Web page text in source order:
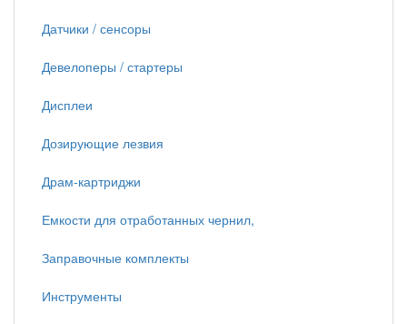
Датчики / сенсоры
Девелоперы / стартеры
Дисплеи
Дозирующие лезвия
Драм-картриджи
Емкости для отработанных чернил,
Заправочные комплекты
Инструменты